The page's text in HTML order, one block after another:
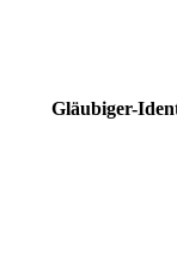
Gläubiger-